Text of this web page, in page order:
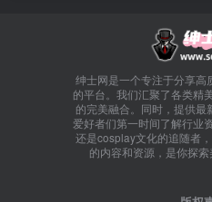
绅士网是一个专注于分享高
的平台。我们汇聚了各类精
的完美融合。同时，提供最
爱好者们第一时间了解行业
还是cosplay文化的追随者
的内容和资源，是你探索